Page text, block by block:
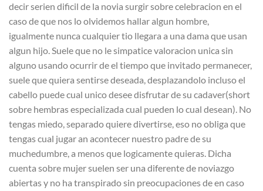
decir seri­en dificil de la novia surgir sobre celebracion en el
caso de que nos lo olvidemos hallar algun hombre,
igualmente nunca cualquier tio llegara a una dama que usan
algun hijo. Suele que no le simpatice valoracion unica sin
alguno usando ocurrir de el tiempo que invitado permanecer,
suele que quiera sentirse deseada, desplazandolo incluso el
cabello puede cual unico desee disfrutar de su cadaver(short
sobre hembras especializada cual pueden lo cual desean). No
tengas miedo, separado quiere divertirse, eso no obliga que
tengas cual jugar an acontecer nuestro padre de su
muchedumbre, a menos que logicamente quieras. Dicha
cuenta sobre mujer suelen ser una diferente de noviazgo
abiertas y no ha transpirado sin preocupaciones de en caso